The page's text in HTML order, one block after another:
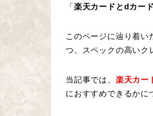
「 楽天カードとdカー
このページに辿り着
つ、スペックの高いク
当記事では、 楽天カー
におすすめできるかに